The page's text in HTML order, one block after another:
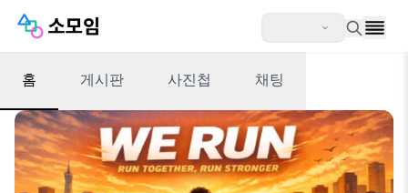
홈 게시판 사진첩 채팅